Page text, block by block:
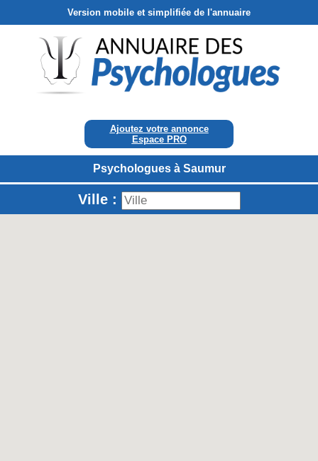
Version mobile et simplifiée de l'annuaire
Ajoutez votre annonce
Espace PRO
Psychologues à Saumur
Ville :